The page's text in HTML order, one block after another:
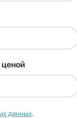
ценой
данных.